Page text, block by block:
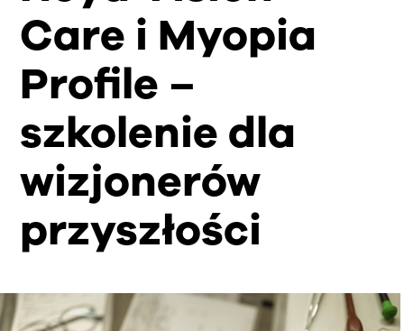
Care i Myopia
Profile –
szkolenie dla
wizjonerów
przyszłości